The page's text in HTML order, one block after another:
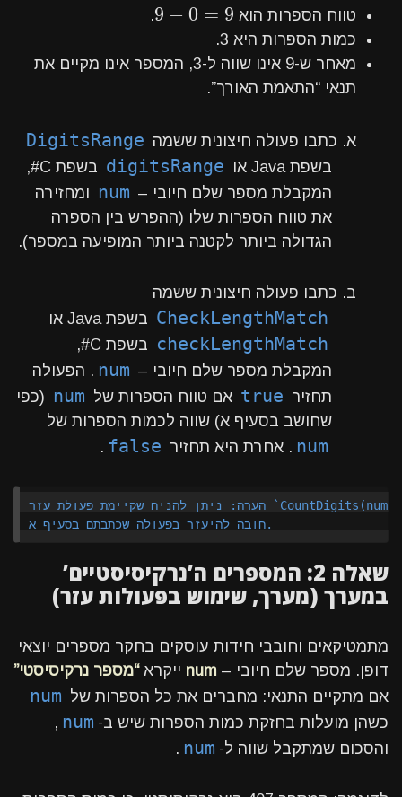
טווח הספרות הוא
9 − 0 = 9
9 −0 = 9
.
כמות הספרות היא 3.
מאחר ש-9 אינו שווה ל-3, המספר אינו מקיים את
תנאי “התאמת האורך”.
א. כתבו פעולה חיצונית ששמה DigitsRange
בשפת Java או digitsRange
בשפת C#,
המקבלת מספר שלם חיובי – num ומחזירה
את טווח הספרות שלו (ההפרש בין הספרה
הגדולה ביותר לקטנה ביותר המופיעה במספר).
ב. כתבו פעולה חיצונית ששמה
CheckLengthMatch בשפת Java או
checkLengthMatch
בשפת C#,
המקבלת מספר שלם חיובי – num . הפעולה
תחזיר true אם טווח הספרות של num (כפי
שחושב בסעיף א) שווה לכמות הספרות של
num . אחרת היא תחזיר false
.
הערה: ניתן להניח שקיימת פעולת עזר `CountDigits(num)` המחזירה את מספר הספרות ב-`num`.
שאלה 2: המספרים ה’נרקיסיסטיים’
במערך (מערך, שימוש בפעולות עזר)
מתמטיקאים וחובבי חידות עוסקים בחקר מספרים יוצאי
דופן. מספר שלם חיובי – num ייקרא“מספר נרקיסיסטי”
אם מתקיים התנאי: מחברים את כל הספרות של num
כשהן מועלות בחזקת כמות הספרות שיש ב- num
,
והסכום שמתקבל שווה ל- num
.